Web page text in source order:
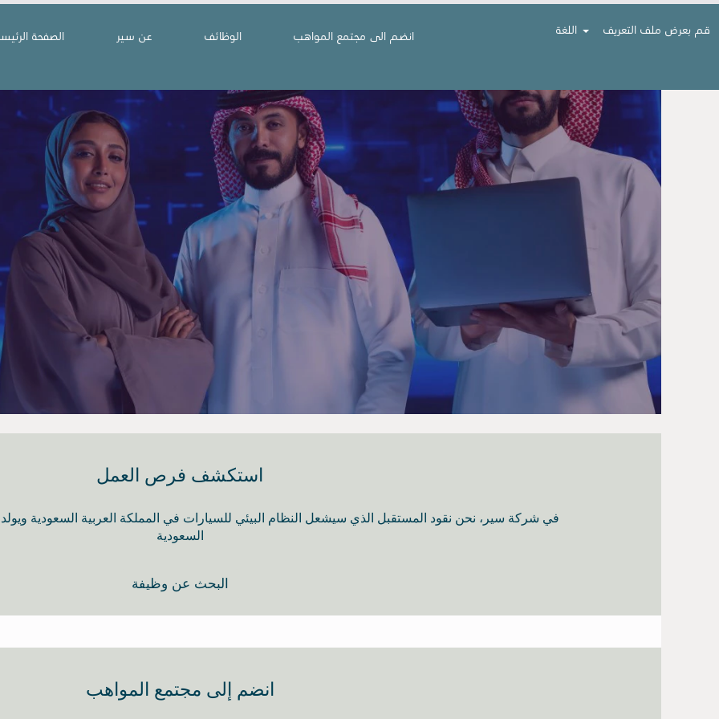
الصفحة عن سير الوظائف انضم الى مجتمع المواهب قم بعرض ملف التعريف
استكشف فرص العمل
في شركة سير، نحن نقود المستقبل الذي سيشعل النظام البيئي للسيارات في المملكة العربية السعودية
السعودية
البحث عن وظيفة
انضم إلى مجتمع المواهب